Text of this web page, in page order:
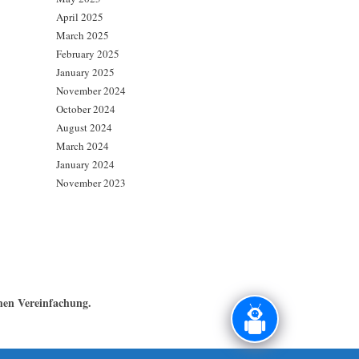
April 2025
March 2025
February 2025
January 2025
November 2024
October 2024
August 2024
March 2024
January 2024
November 2023
Vereinfachung.